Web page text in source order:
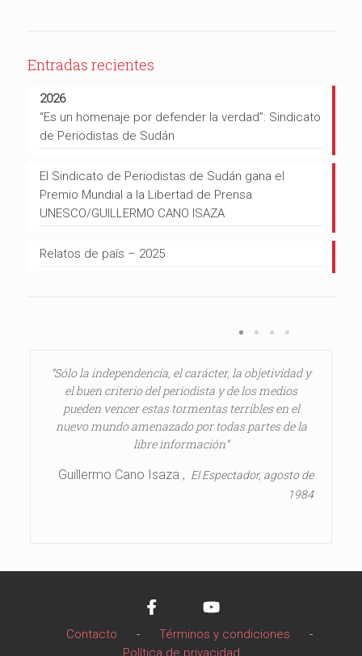
Entradas recientes
2026
“Es un homenaje por defender la verdad”: Sindicato
de Periodistas de Sudán
El Sindicato de Periodistas de Sudán gana el
Premio Mundial a la Libertad de Prensa
UNESCO/GUILLERMO CANO ISAZA
Relatos de país – 2025
“Sólo la independencia, el carácter, la objetividad y
el buen criterio del periodista y de los medios
pueden vencer estas tormentas terribles en el
nuevo mundo amenazado por todas partes de la
libre información”
Guillermo Cano Isaza , El Espectador, agosto de
1984
Contacto - Términos y condiciones
-
Política de privacidad